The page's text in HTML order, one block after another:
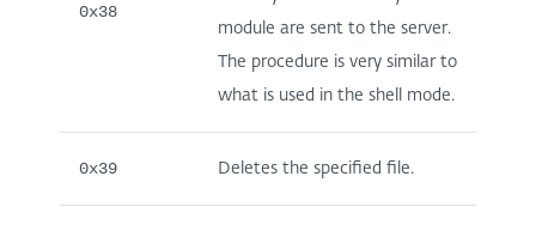
0x38
module are sent to the server.
The procedure is very similar to
what is used in the shell mode.
0x39 Deletes the specified file.